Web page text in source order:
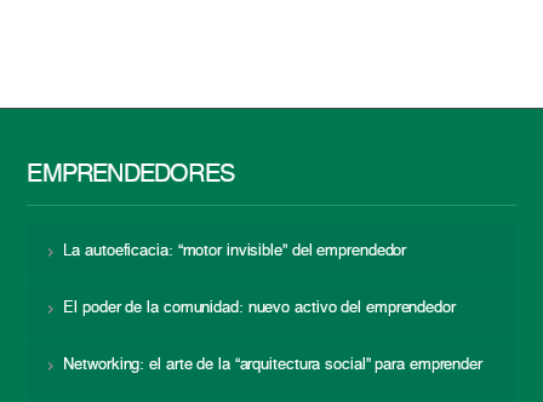
EMPRENDEDORES
La autoeficacia: “motor invisible” del emprendedor
El poder de la comunidad: nuevo activo del emprendedor
Networking: el arte de la “arquitectura social” para emprender